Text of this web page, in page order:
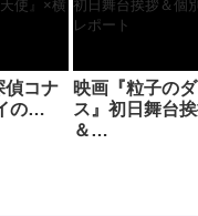
偵コナ
の…
映画『粒子の
ス』初日舞台
＆…